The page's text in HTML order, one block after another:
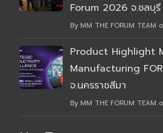
Forum 2026 จ.ชลบุรี
By MM THE FORUM TEAM
Product Highlight
Manufacturing
จ.นครราชสีมา
By MM THE FORUM TEAM